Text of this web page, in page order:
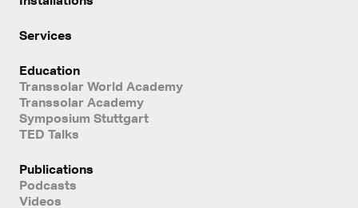
Services
Education
Transsolar World Academy
Transsolar Academy
Symposium Stuttgart
TED Talks
Publications
Podcasts
Videos